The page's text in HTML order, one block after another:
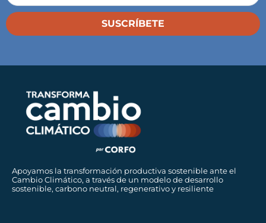
SUSCRÍBETE
Apoyamos la transformación productiva sostenible ante el
Cambio Climático, a través de un modelo de desarrollo
sostenible, carbono neutral, regenerativo y resiliente